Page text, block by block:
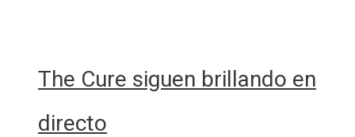
The Cure siguen brillando en
directo